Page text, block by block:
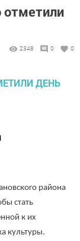
2348 0 0
района
стать
к их
культуры.